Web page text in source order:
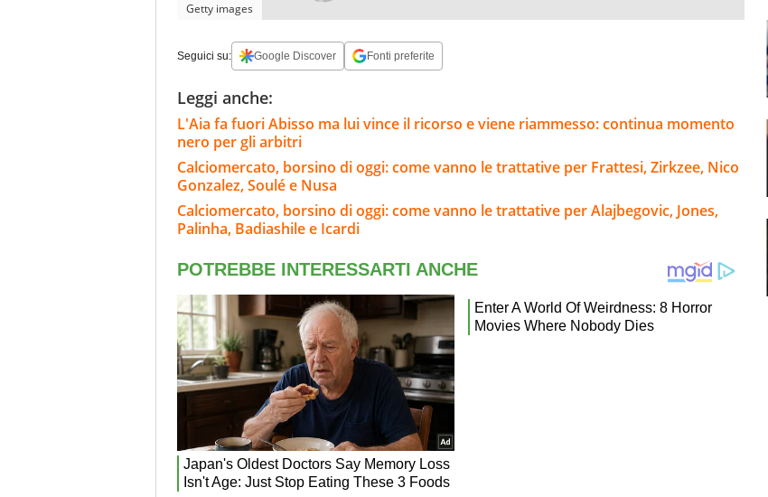
Getty images
Seguici su: Google Discover Fonti preferite
Leggi anche:
L'Aia fa fuori Abisso ma lui vince il ricorso e viene riammesso: continua momento
nero per gli arbitri
Calciomercato, borsino di oggi: come vanno le trattative per Frattesi, Zirkzee, Nico
Gonzalez, Soulé e Nusa
Calciomercato, borsino di oggi: come vanno le trattative per Alajbegovic, Jones,
Palinha, Badiashile e Icardi